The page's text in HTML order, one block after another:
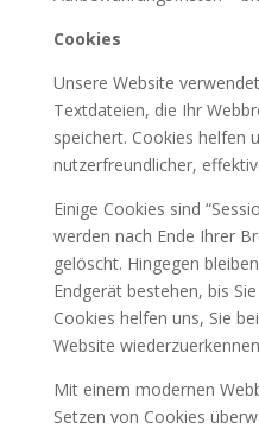
Cookies
Unsere Website
Textdateien, die Ihr
speichert. Cookies helfen
nutzerfreundlicher,
Einige Cookies sind
werden nach Ende Ihrer
gelöscht. Hingegen
Endgerät bestehen, bis
Cookies helfen uns, Sie
Website
Mit einem modernen
Setzen von Cookies